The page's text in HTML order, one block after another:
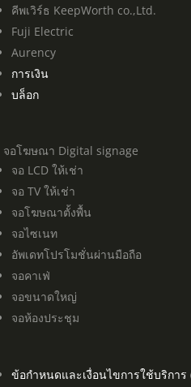
คีพเวิร์ธ KeepWorth co.,Ltd.
Fuji Electric
Aurency
การเงิน
บล็อก
จอโฆษณา Digital signage
จอ LCD ให้เช่า
จอ TV ให้เช่า
จอโฆษณาตั้งพื้น
จอไซเนท
อัพเดทโปรโมชั่นผ่านมือถือ
จอคาเฟ่
จอขนาดใหญ่
จอห้องประชุม
ข้อกำหนดและเงื่อนไขการใช้บริกา